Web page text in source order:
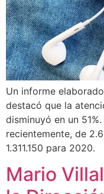
Un informe
destacó que la
disminuyó en un
recientemente, de
1.311.150 para 2020.
Mario